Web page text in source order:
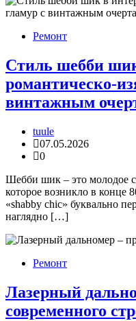
Ремонт
Стиль шебби
романтическо-
винтажным
tuule
07.05.2026
0
Шебби шик – это молодое
которое возникло в конце
«shabby chic» буквально
наглядно […]
Ремонт
Лазерный
современного